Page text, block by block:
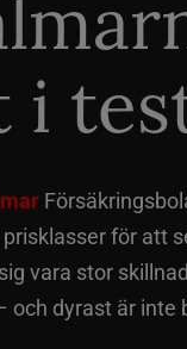
i
för att
vara stor
och dyrast är inte